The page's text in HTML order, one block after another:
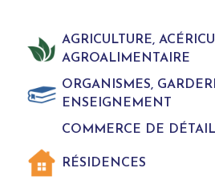
AGRICULTURE,
AGROALIMENTAIRE
ORGANISMES,
ENSEIGNEMENT
COMMERCE DE DÉTAIL
RÉSIDENCES